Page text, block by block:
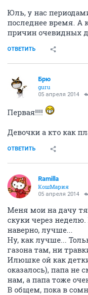
Юль, у нас
последнее время. А
причин очевидных
ОТВЕТИТЬ
Брю
guru
05 апреля 2014
Первая!!!!
Девочки а кто как
ОТВЕТИТЬ
Ramilla
КошМария
05 апреля 2014
Меня мои на дачу
скуки через
наверно, лучше...
Ну, как лучше...
газона там, ни
Илюшке ой как
оказалось), папа не
нам, а папа тоже
В общем, пока в